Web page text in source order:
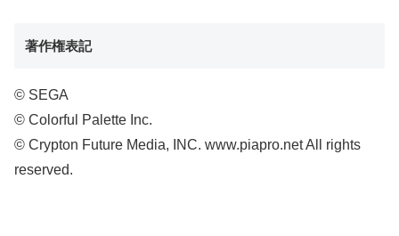
著作権表記
© SEGA
© Colorful Palette Inc.
© Crypton Future Media, INC. www.piapro.net All rights
reserved.